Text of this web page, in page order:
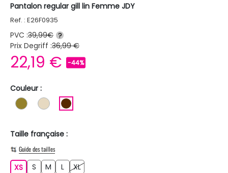
Pantalon regular gill lin Femme JDY
Ref. : E26F0935
PVC :39,99€ ?
Prix Degriff :36,99 €
22,19 € -44%
Couleur :
KAKI BEIGE
Taille française :
Guide des tailles
XSXS S M L XLXL